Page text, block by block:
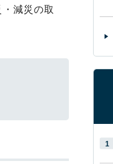
減災の取